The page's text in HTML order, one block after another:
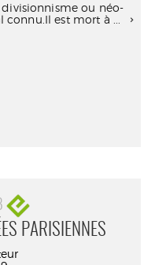
ou néo-
est mort à ...
PARISIENNES